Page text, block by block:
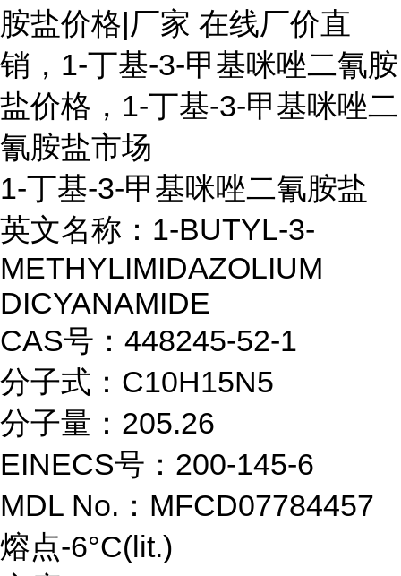
胺盐价格|厂家 在线厂价直
销，1-丁基-3-甲基咪唑二氰胺
盐价格，1-丁基-3-甲基咪唑二
氰胺盐市场
1-丁基-3-甲基咪唑二氰胺盐
英文名称：1-BUTYL-3-
METHYLIMIDAZOLIUM
DICYANAMIDE
CAS号：448245-52-1
分子式：C10H15N5
分子量：205.26
EINECS号：200-145-6
MDL No.：MFCD07784457
熔点-6°C(lit.)